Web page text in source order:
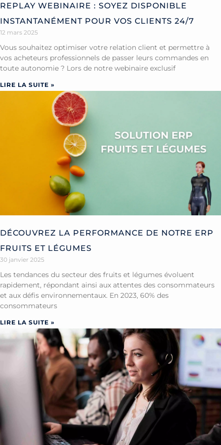
REPLAY WEBINAIRE : SOYEZ DISPONIBLE
INSTANTANÉMENT POUR VOS CLIENTS 24/7
12 mars 2025
Vous souhaitez optimiser votre relation client et permettre à
vos acheteurs professionnels de passer leurs commandes en
toute autonomie ? Lors de notre webinaire exclusif
LIRE LA SUITE »
DÉCOUVREZ LA PERFORMANCE DE NOTRE ERP
FRUITS ET LÉGUMES
30 janvier 2025
Les tendances du secteur des fruits et légumes évoluent
rapidement, répondant ainsi aux attentes des consommateurs
et aux défis environnementaux. En 2023, 60% des
consommateurs
LIRE LA SUITE »